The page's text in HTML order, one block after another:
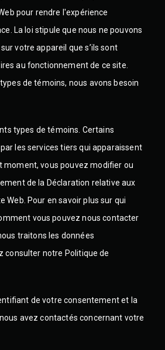
pour rendre l'expérience
La loi stipule que nous ne pouvons
votre appareil que s’ils sont
au fonctionnement de ce site.
de témoins, nous avons besoin
types de témoins. Certains
les services tiers qui apparaissent
moment, vous pouvez modifier ou
de la Déclaration relative aux
Web. Pour en savoir plus sur qui
vous pouvez nous contacter
traitons les données
consulter notre Politique de
de votre consentement et la
avez contactés concernant votre